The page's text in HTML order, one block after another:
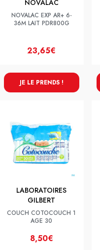
NOVALAC
NOVALAC EXP AR+ 6-
36M LAIT PDR800G
23,65€
JE LE PRENDS !
LABORATOIRES
GILBERT
COUCH COTOCOUCH 1
AGE 30
8,50€